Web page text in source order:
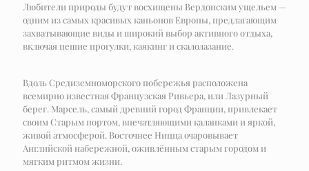
Любители природы будут восхищены Вердонским ущельем —
одним из самых красивых каньонов Европы, предлагающим
захватывающие виды и широкий выбор активного отдыха,
включая пешие прогулки, каякинг и скалолазание.
Вдоль Средиземноморского побережья расположена
всемирно известная Французская Ривьера, или Лазурный
берег. Марсель, самый древний город Франции, привлекает
своим Старым портом, впечатляющими каланками и яркой,
живой атмосферой. Восточнее Ницца очаровывает
Английской набережной, оживлённым старым городом и
мягким ритмом жизни.